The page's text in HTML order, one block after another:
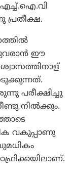
എച്ച്.ഐ.വി
ഈ
പരീക്ഷിച്ചു
നില്‍ക്കും.
വകുപ്പാണു